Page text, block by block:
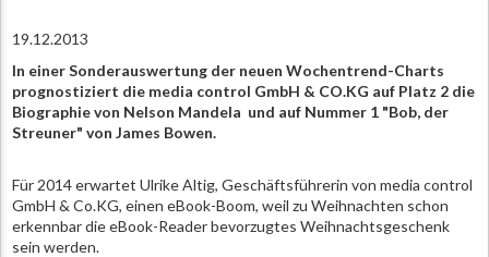
19.12.2013
In einer Sonderauswertung der neuen Wochentrend-Charts
prognostiziert die media control GmbH & CO.KG auf Platz 2 die
Biographie von Nelson Mandela und auf Nummer 1 "Bob, der
Streuner" von James Bowen.
Für 2014 erwartet Ulrike Altig, Geschäftsführerin von media control
GmbH & Co.KG, einen eBook-Boom, weil zu Weihnachten schon
erkennbar die eBook-Reader bevorzugtes Weihnachtsgeschenk
sein werden.